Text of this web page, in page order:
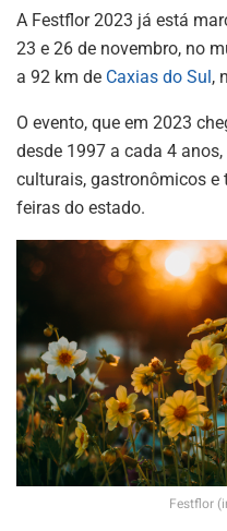
A Festflor 2023 já está
23 e 26 de novembro, no
a 92 km de Caxias do Sul,
O evento, que em 2023
desde 1997 a cada 4
culturais, gastronômicos
feiras do estado.
Festflor